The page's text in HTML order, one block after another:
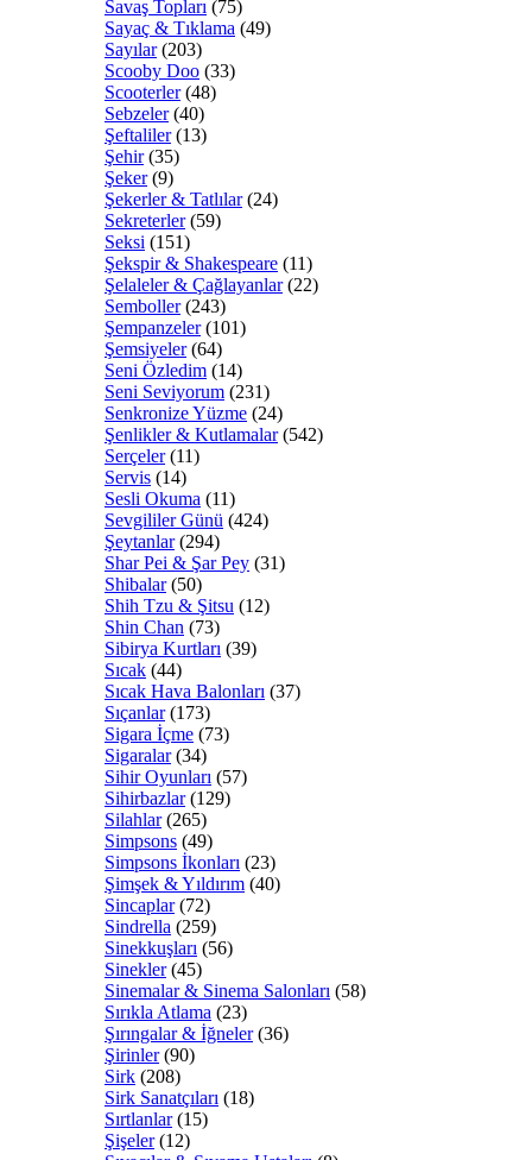
Savaş Topları (75)
Sayaç & Tıklama (49)
Sayılar (203)
Scooby Doo (33)
Scooterler (48)
Sebzeler (40)
Şeftaliler (13)
Şehir (35)
Şeker (9)
Şekerler & Tatlılar (24)
Sekreterler (59)
Seksi (151)
Şekspir & Shakespeare (11)
Şelaleler & Çağlayanlar (22)
Semboller (243)
Şempanzeler (101)
Şemsiyeler (64)
Seni Özledim (14)
Seni Seviyorum (231)
Senkronize Yüzme (24)
Şenlikler & Kutlamalar (542)
Serçeler (11)
Servis (14)
Sesli Okuma (11)
Sevgililer Günü (424)
Şeytanlar (294)
Shar Pei & Şar Pey (31)
Shibalar (50)
Shih Tzu & Şitsu (12)
Shin Chan (73)
Sibirya Kurtları (39)
Sıcak (44)
Sıcak Hava Balonları (37)
Sıçanlar (173)
Sigara İçme (73)
Sigaralar (34)
Sihir Oyunları (57)
Sihirbazlar (129)
Silahlar (265)
Simpsons (49)
Simpsons İkonları (23)
Şimşek & Yıldırım (40)
Sincaplar (72)
Sindrella (259)
Sinekkuşları (56)
Sinekler (45)
Sinemalar & Sinema Salonları (58)
Sırıkla Atlama (23)
Şırıngalar & İğneler (36)
Şirinler (90)
Sirk (208)
Sirk Sanatçıları (18)
Sırtlanlar (15)
Şişeler (12)